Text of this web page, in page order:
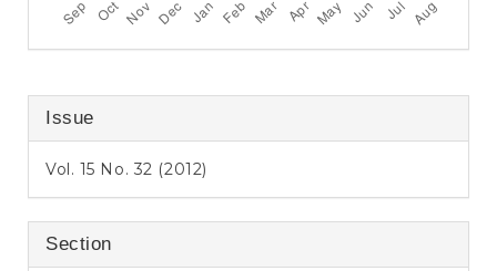
Issue
Vol. 15 No. 32 (2012)
Section